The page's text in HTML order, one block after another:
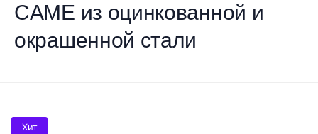
CAME из оцинкованной и
окрашенной стали
Хит